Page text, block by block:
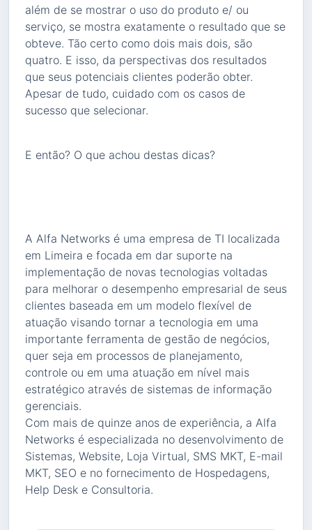
além de se mostrar o uso do produto e/ ou
serviço, se mostra exatamente o resultado que se
obteve. Tão certo como dois mais dois, são
quatro. E isso, da perspectivas dos resultados
que seus potenciais clientes poderão obter.
Apesar de tudo, cuidado com os casos de
sucesso que selecionar.
E então? O que achou destas dicas?
A Alfa Networks é uma empresa de TI localizada
em Limeira e focada em dar suporte na
implementação de novas tecnologias voltadas
para melhorar o desempenho empresarial de seus
clientes baseada em um modelo flexível de
atuação visando tornar a tecnologia em uma
importante ferramenta de gestão de negócios,
quer seja em processos de planejamento,
controle ou em uma atuação em nível mais
estratégico através de sistemas de informação
gerenciais.
Com mais de quinze anos de experiência, a Alfa
Networks é especializada no desenvolvimento de
Sistemas, Website, Loja Virtual, SMS MKT, E-mail
MKT, SEO e no fornecimento de Hospedagens,
Help Desk e Consultoria.